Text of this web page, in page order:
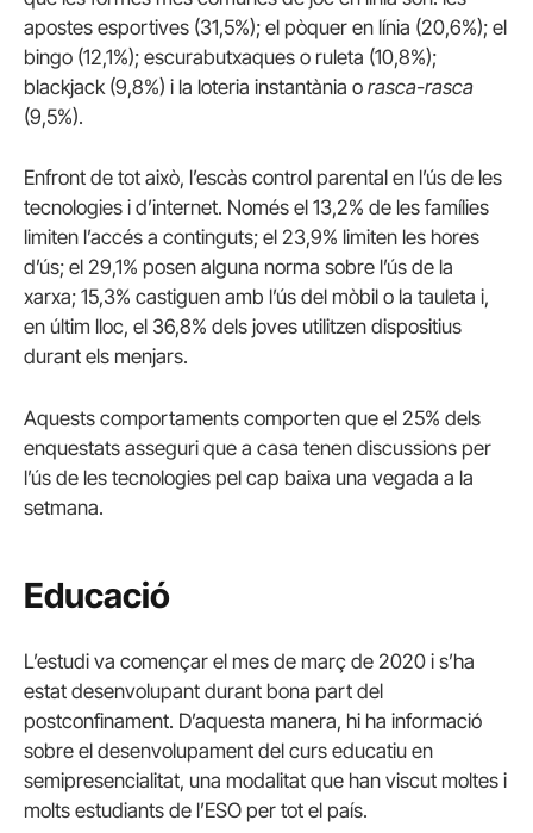
apostes esportives (31,5%); el pòquer en línia (20,6%); el
bingo (12,1%); escurabutxaques o ruleta (10,8%);
blackjack (9,8%) i la loteria instantània o rasca-rasca
(9,5%).
Enfront de tot això, l’escàs control parental en l’ús de les
tecnologies i d’internet. Només el 13,2% de les famílies
limiten l’accés a continguts; el 23,9% limiten les hores
d’ús; el 29,1% posen alguna norma sobre l’ús de la
xarxa; 15,3% castiguen amb l’ús del mòbil o la tauleta i,
en últim lloc, el 36,8% dels joves utilitzen dispositius
durant els menjars.
Aquests comportaments comporten que el 25% dels
enquestats asseguri que a casa tenen discussions per
l’ús de les tecnologies pel cap baixa una vegada a la
setmana.
Educació
L’estudi va començar el mes de març de 2020 i s’ha
estat desenvolupant durant bona part del
postconfinament. D’aquesta manera, hi ha informació
sobre el desenvolupament del curs educatiu en
semipresencialitat, una modalitat que han viscut moltes i
molts estudiants de l’ESO per tot el país.